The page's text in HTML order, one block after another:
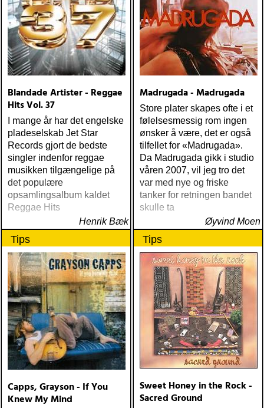
Blandade Artister - Reggae
Hits Vol. 37
I mange år har det engelske
pladeselskab Jet Star
Records gjort de bedste
singler indenfor reggae
musikken tilgængelige på
det populære
opsamlingsalbum kaldet
Reggae Hits
Henrik Bæk
Madrugada - Madrugada
Store plater skapes ofte i et
følelsesmessig rom ingen
ønsker å være, det er også
tilfellet for «Madrugada».
Da Madrugada gikk i studio
våren 2007, vil jeg tro det
var med nye og friske
tanker for retningen bandet
skulle ta
Øyvind Moen
Tips
Capps, Grayson - If You
Knew My Mind
Tips
Sweet Honey in the Rock -
Sacred Ground